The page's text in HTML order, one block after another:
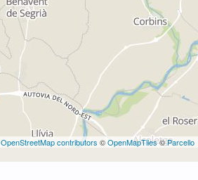
OpenStreetMap contributors ©OpenMapTiles©Parcello